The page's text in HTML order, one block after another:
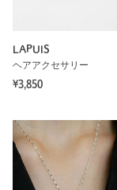
LAPUIS
ヘアアクセサリー
¥3,850